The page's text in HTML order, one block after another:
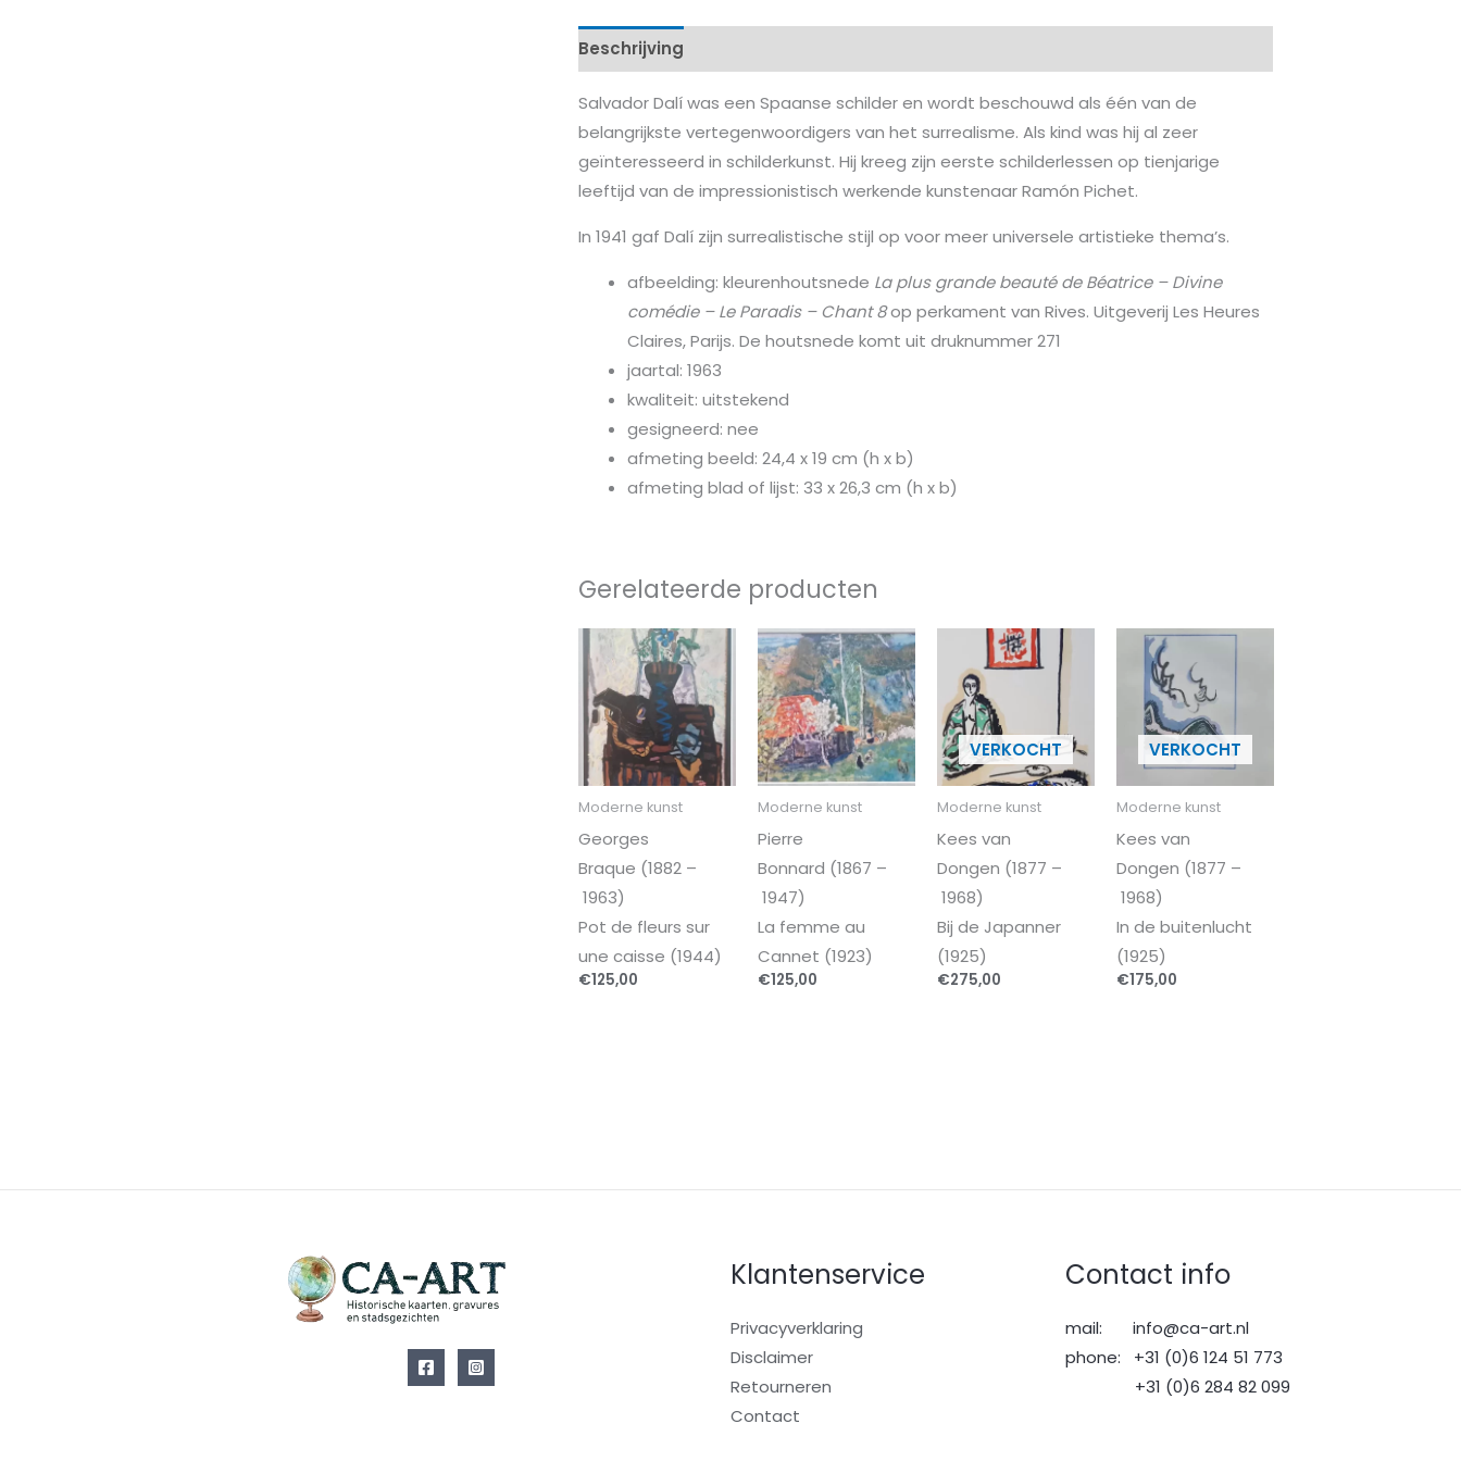
Beschrijving
Salvador Dalí was een Spaanse schilder en wordt beschouwd als één van de
belangrijkste vertegenwoordigers van het surrealisme. Als kind was hij al zeer
geïnteresseerd in schilderkunst. Hij kreeg zijn eerste schilderlessen op tienjarige
leeftijd van de impressionistisch werkende kunstenaar Ramón Pichet.
In 1941 gaf Dalí zijn surrealistische stijl op voor meer universele artistieke thema’s.
afbeelding: kleurenhoutsnede La plus grande beauté de Béatrice – Divine
comédie – Le Paradis – Chant 8op perkament van Rives. Uitgeverij Les Heures
Claires, Parijs. De houtsnede komt uit druknummer 271
jaartal: 1963
kwaliteit: uitstekend
gesigneerd: nee
afmeting beeld: 24,4 x 19 cm (h x b)
afmeting blad of lijst: 33 x 26,3 cm (h x b)
Gerelateerde producten
Moderne kunst
Georges
Braque (1882 –
1963)
Pot de fleurs sur
une caisse (1944)
€125,00
Moderne kunst
Pierre
Bonnard (1867 –
1947)
La femme au
Cannet (1923)
€125,00
Moderne kunst
Kees van
Dongen (1877 –
1968)
Bij de Japanner
(1925)
€275,00
Moderne kunst
Kees van
Dongen (1877 –
1968)
In de buitenlucht
(1925)
€175,00
Klantenservice
Privacyverklaring
Disclaimer
Retourneren
Contact
Contact info
mail: info@ca-art.nl
phone: +31 (0)6 124 51 773
+31 (0)6 284 82 099